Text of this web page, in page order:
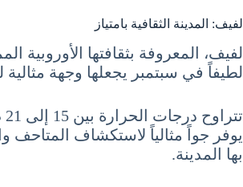
لفيف: المدينة الثقافية بامتياز
لفيف، المعروفة بثقافتها الأوروبية
لطيفاً في سبتمبر يجعلها وجهة مثالية
يوفر جواً مثالياً لاستكشاف المتاحف
بها المدينة.